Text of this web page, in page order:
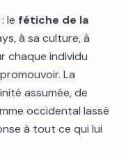
le fétiche de la
à sa culture, à
chaque individu
La
assumée, de
occidental lassé
à tout ce qui lui